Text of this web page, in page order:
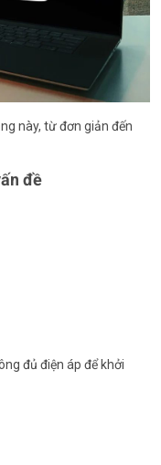
này, từ đơn giản đến
đề
đủ điện áp để khởi